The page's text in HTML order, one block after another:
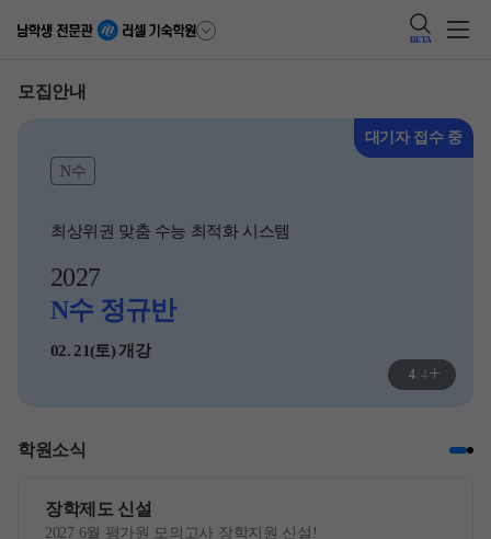
BETA
모집안내
대기자 접수 중
N수
최상위권 맞춤 수능 최적화 시스템
2027
N수 정규반
02. 21(토) 개강
4 4+
학원소식
장학제도 신설
2027 6월 평가원 모의고사 장학지원 신설!